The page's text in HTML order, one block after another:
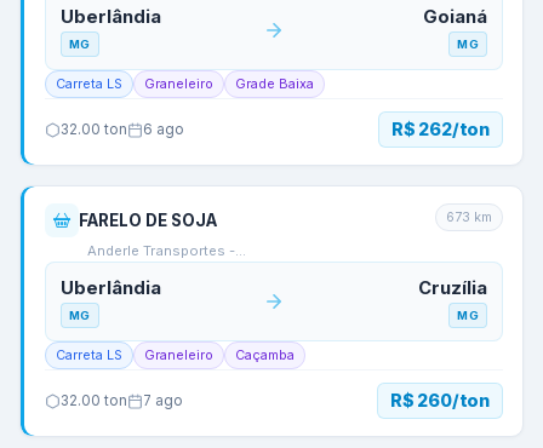
Uberlândia
MG
Goianá
MG
Carreta LS Graneleiro Grade Baixa
32.00 ton 6 ago R$ 262/ton
FARELO DE SOJA
Anderle Transportes -…
673 km
Uberlândia
MG
Cruzília
MG
Carreta LS Graneleiro Caçamba
32.00 ton 7 ago R$ 260/ton